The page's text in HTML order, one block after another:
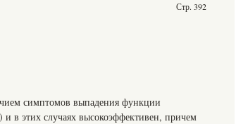
Стр. 392
симптомов выпадения функции
и в этих случаях высокоэффективен, причем